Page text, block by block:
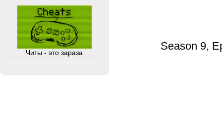
Читы - это зараза
Season 9,